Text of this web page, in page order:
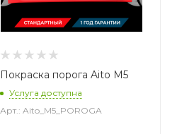
Покраска порога Aito M5
Услуга доступна
Арт.: Aito_M5_POROGA